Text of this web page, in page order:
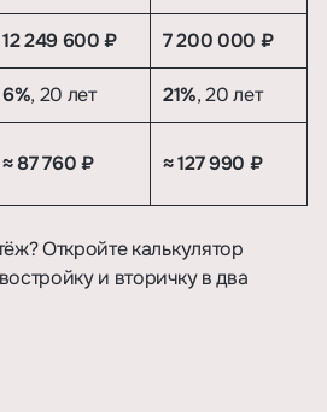
12 249 600 ₽ 7 200 000 ₽
6%, 20 лет 21%, 20 лет
≈ 87 760 ₽ ≈ 127 990 ₽
Откройтекалькулятор
и вторичку в два